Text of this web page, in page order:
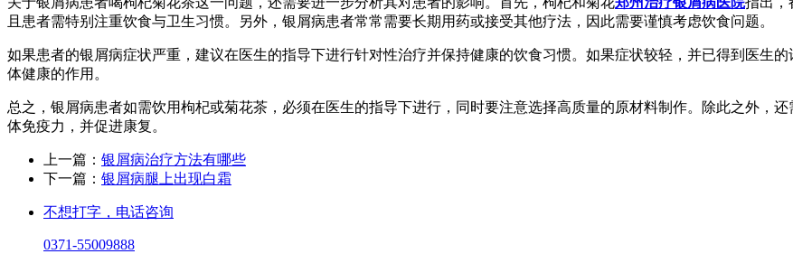
且患者需特别注重饮食与卫生习惯。另外，银屑病患者常常需要长期用药或接受其他疗法，因此需要谨慎考虑饮食问题。
如果患者的银屑病症状严重，建议在医生的指导下进行针对性治疗并保持健康的饮食习惯。如果症状较轻，并已得到医生
体健康的作用。
总之，银屑病患者如需饮用枸杞或菊花茶，必须在医生的指导下进行，同时要注意选择高质量的原材料制作。除此之外，
体免疫力，并促进康复。
上一篇： 银屑病治疗方法有哪些
下一篇： 银屑病腿上出现白霜
不想打字，电话咨询
0371-55009888